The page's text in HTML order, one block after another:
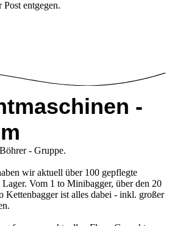
Post entgegen.
-
- Gruppe.
wir aktuell über 100 gepflegte
Vom 1 to Minibagger, über den 20
Kettenbagger ist alles dabei - inkl. großer